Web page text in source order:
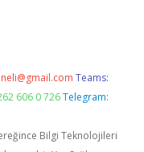
Teams:
606 0 726 Telegram:
Bilgi Teknolojileri